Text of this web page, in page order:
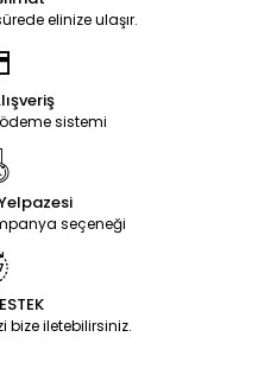
elinize ulaşır.
sistemi
seçeneği
bize iletebilirsiniz.